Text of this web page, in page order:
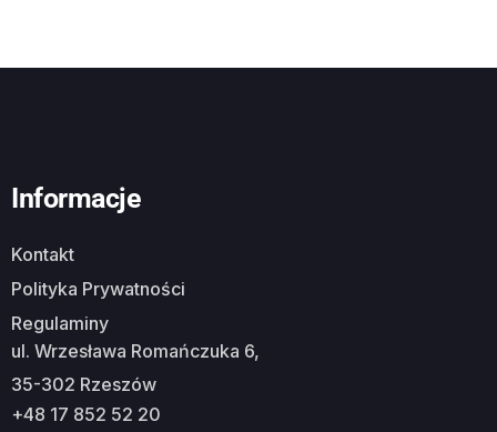
Informacje
Kontakt
Polityka Prywatności
Regulaminy
ul. Wrzesława Romańczuka 6,
35-302 Rzeszów
+48 17 852 52 20